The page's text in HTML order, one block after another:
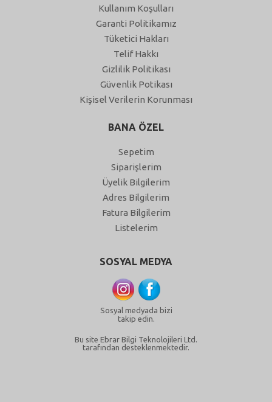
Kullanım Koşulları
Garanti Politikamız
Tüketici Hakları
Telif Hakkı
Gizlilik Politikası
Güvenlik Potikası
Kişisel Verilerin Korunması
BANA ÖZEL
Sepetim
Siparişlerim
Üyelik Bilgilerim
Adres Bilgilerim
Fatura Bilgilerim
Listelerim
SOSYAL MEDYA
Sosyal medyada bizi
takip edin.
Bu site Ebrar Bilgi Teknolojileri Ltd.
tarafından desteklenmektedir.